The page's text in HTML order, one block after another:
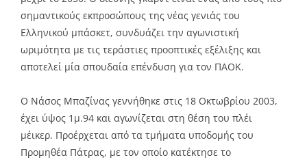
σημαντικούς εκπροσώπους της νέας γενιάς του
Ελληνικού μπάσκετ, συνδυάζει την αγωνιστική
ωριμότητα με τις τεράστιες προοπτικές εξέλιξης και
αποτελεί μία σπουδαία επένδυση για τον ΠΑΟΚ.
Ο Νάσος Μπαζίνας γεννήθηκε στις 18 Οκτωβρίου 2003,
έχει ύψος 1μ.94 και αγωνίζεται στη θέση του πλέι
μέικερ. Προέρχεται από τα τμήματα υποδομής του
Προμηθέα Πάτρας, με τον οποίο κατέκτησε το